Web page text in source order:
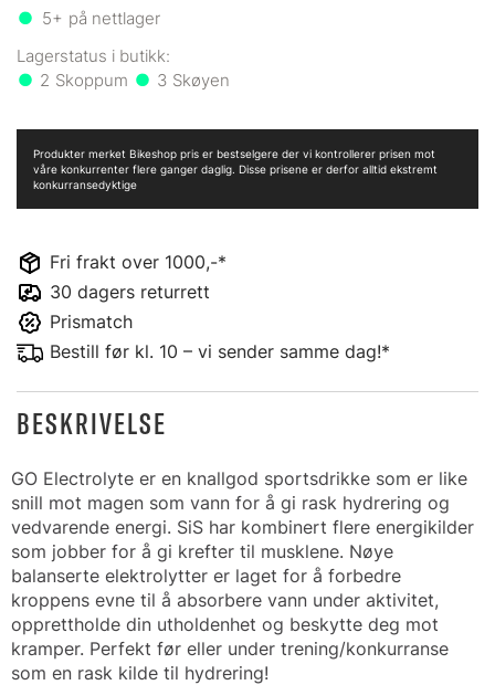
5+ på nettlager
2 3
Fri frakt over 1000,-*
30 dagers returrett
Prismatch
Bestill før kl. 10 – vi sender samme dag!*
Produkter merket Bikeshop pris er bestselgere der vi kontrollerer prisen mot
våre konkurrenter flere ganger daglig. Disse prisene er derfor alltid ekstremt
konkurransedyktige
BESKRIVELSE
GO Electrolyte er en knallgod sportsdrikke som er like
snill mot magen som vann for å gi rask hydrering og
vedvarende energi. SiS har kombinert flere energikilder
som jobber for å gi krefter til musklene. Nøye
balanserte elektrolytter er laget for å forbedre
kroppens evne til å absorbere vann under aktivitet,
opprettholde din utholdenhet og beskytte deg mot
kramper. Perfekt før eller under trening/konkurranse
som en rask kilde til hydrering!